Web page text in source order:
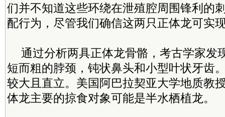
们并不知道这些环绕在泄殖腔周围锋利的
配行为，尽管我们确信这两只正体龙可实
通过分析两具正体龙骨骼，考古学家发
短而粗的脖颈，钝状鼻头和小型叶状牙齿
较大且直立。美国阿巴拉契亚大学地质教
体龙主要的掠食对象可能是半水栖植龙。